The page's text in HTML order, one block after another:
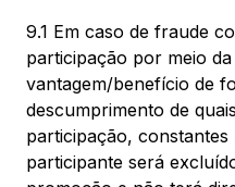
9.1 Em caso de fraude
participação por meio
vantagem/benefício de
descumprimento de
participação,
participante será